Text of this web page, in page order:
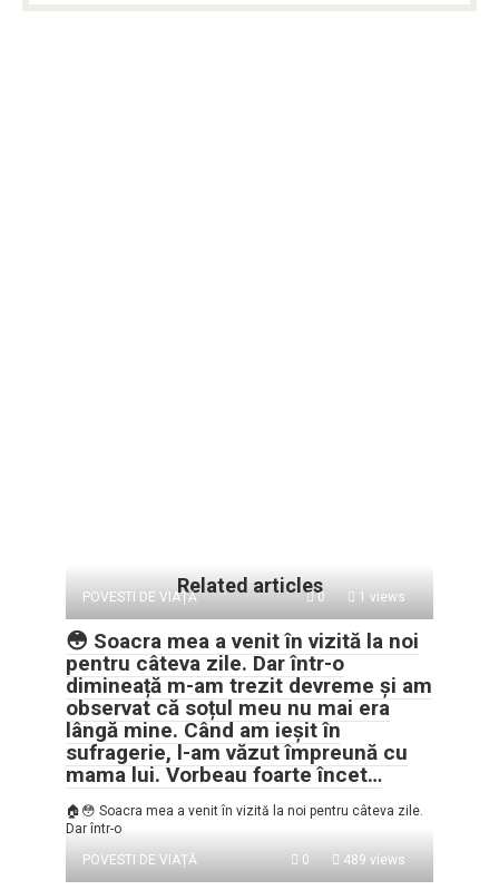
Related articles
POVESTI DE VIAȚĂ 0 1 views
😳 Soacra mea a venit în vizită la noi
pentru câteva zile. Dar într-o
dimineață m-am trezit devreme și am
observat că soțul meu nu mai era
lângă mine. Când am ieșit în
sufragerie, l-am văzut împreună cu
mama lui. Vorbeau foarte încet…
🏠😳 Soacra mea a venit în vizită la noi pentru câteva zile.
Dar într-o
POVESTI DE VIAȚĂ
0 489 views